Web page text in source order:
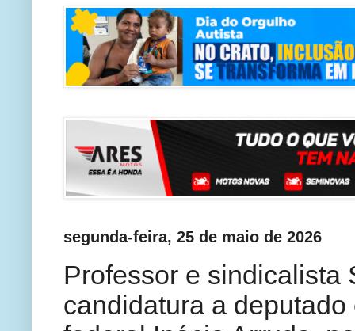
segunda-feira, 25 de maio de 2026
Professor e sindicalista
candidatura a